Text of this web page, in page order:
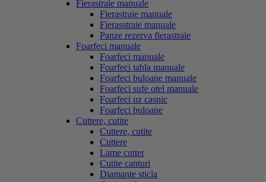
Fierastraie manuale
Fierastraie manuale
Fierasstraie manuale
Panze rezerva fierastraie
Foarfeci manuale
Foarfeci manuale
Foarfeci tabla manuale
Foarfeci buloane manuale
Foarfeci sufe otel manuale
Foarfeci uz casnic
Foarfeci buloane
Cuttere, cutite
Cuttere, cutite
Cuttere
Lame cutter
Cutite canturi
Diamante sticla